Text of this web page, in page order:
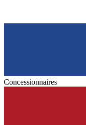
Concessionnaires